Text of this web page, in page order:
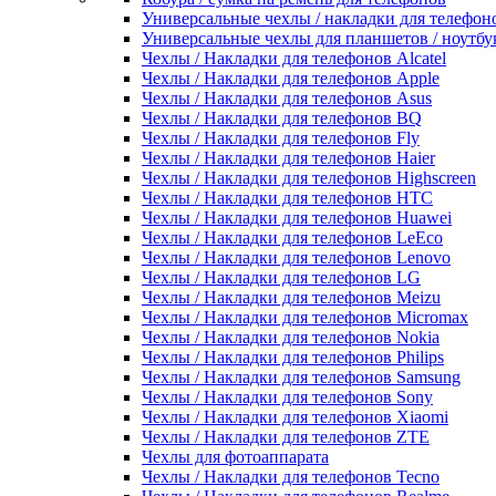
Универсальные чехлы / накладки для
Универсальные чехлы для планшетов /
Чехлы / Накладки для телефонов Alcatel
Чехлы / Накладки для телефонов Apple
Чехлы / Накладки для телефонов Asus
Чехлы / Накладки для телефонов BQ
Чехлы / Накладки для телефонов Fly
Чехлы / Накладки для телефонов Haier
Чехлы / Накладки для телефонов Highscreen
Чехлы / Накладки для телефонов HTC
Чехлы / Накладки для телефонов Huawei
Чехлы / Накладки для телефонов LeEco
Чехлы / Накладки для телефонов Lenovo
Чехлы / Накладки для телефонов LG
Чехлы / Накладки для телефонов Meizu
Чехлы / Накладки для телефонов Micromax
Чехлы / Накладки для телефонов Nokia
Чехлы / Накладки для телефонов Philips
Чехлы / Накладки для телефонов Samsung
Чехлы / Накладки для телефонов Sony
Чехлы / Накладки для телефонов Xiaomi
Чехлы / Накладки для телефонов ZTE
Чехлы для фотоаппарата
Чехлы / Накладки для телефонов Tecno